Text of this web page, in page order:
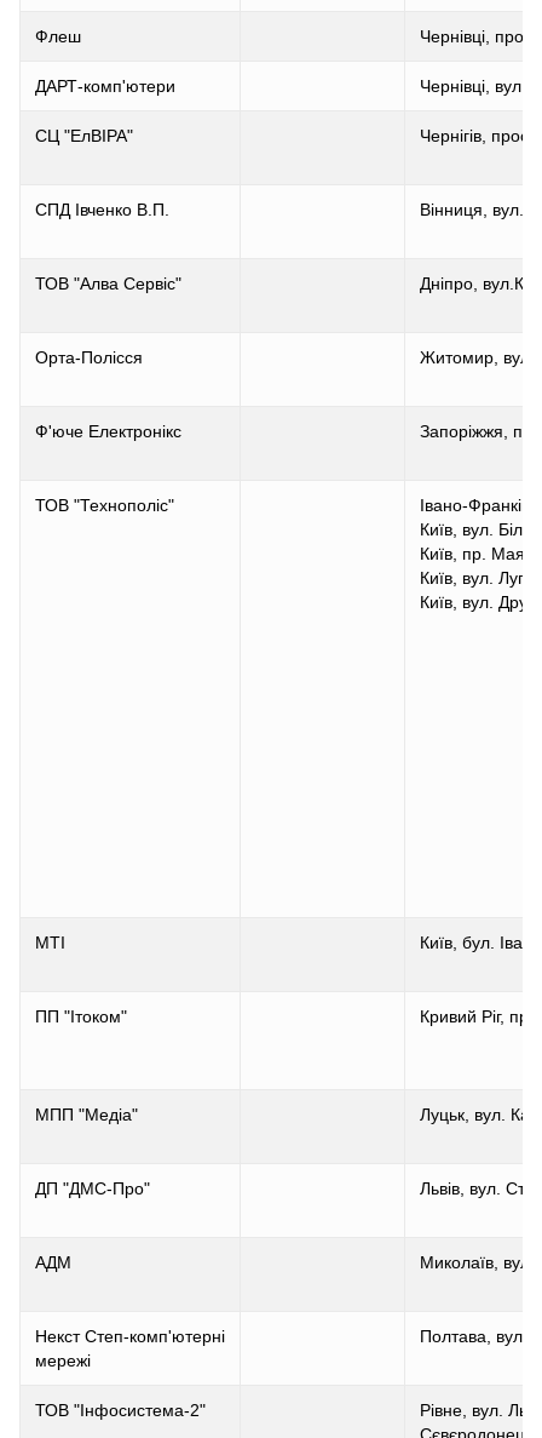
Флеш Чернівці, пров.
ДАРТ-комп'ютери Чернівці, вул.
СЦ "ЕлВІРА" Чернігів,
СПД Івченко В.П. Вінниця, вул.
ТОВ "Алва Сервіс" Дніпро,
Орта-Полісся Житомир,
Ф'юче Електронікс Запоріжжя,
ТОВ "Технополіс"
Івано-
Київ, вул.
Київ, пр.
Київ, вул.
Київ, вул.
MTI Київ, бул.
ПП "Ітоком" Кривий Ріг,
МПП "Медіа" Луцьк, вул.
ДП "ДМС-Про" Львів, вул.
АДМ Миколаїв,
Некст Степ-комп'ютерні
мережі
Полтава,
ТОВ "Інфосистема-2"
Рівне, вул.